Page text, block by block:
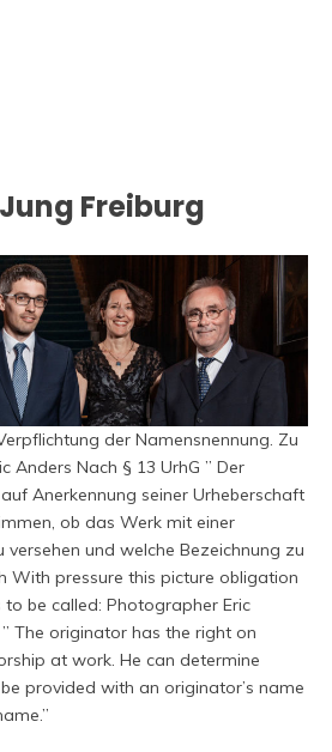
Freiburg
der Namensnennung. Zu
Anders Nach § 13 UrhG ” Der
Anerkennung seiner Urheberschaft
ob das Werk mit einer
versehen und welche Bezeichnung zu
With pressure this picture obligation
be called: Photographer Eric
The originator has the right on
at work. He can determine
provided with an originator’s name